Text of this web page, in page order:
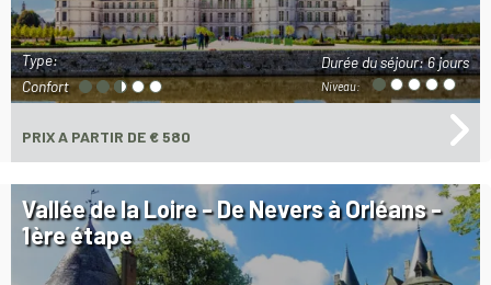
Durée du séjour:6 jours
Niveau:
Type:
Confort
PRIXA PARTIR DE € 580
Vallée de la Loire - De Nevers à Orléans -
1ère étape